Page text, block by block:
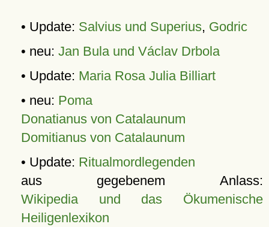
• Update: Salvius und Superius, Godric
• neu: Jan Bula und Václav Drbola
• Update: Maria Rosa Julia Billiart
• neu: Poma
Donatianus von Catalaunum
Domitianus von Catalaunum
• Update: Ritualmordlegenden
aus gegebenem Anlass:
Wikipedia und das Ökumenische
Heiligenlexikon